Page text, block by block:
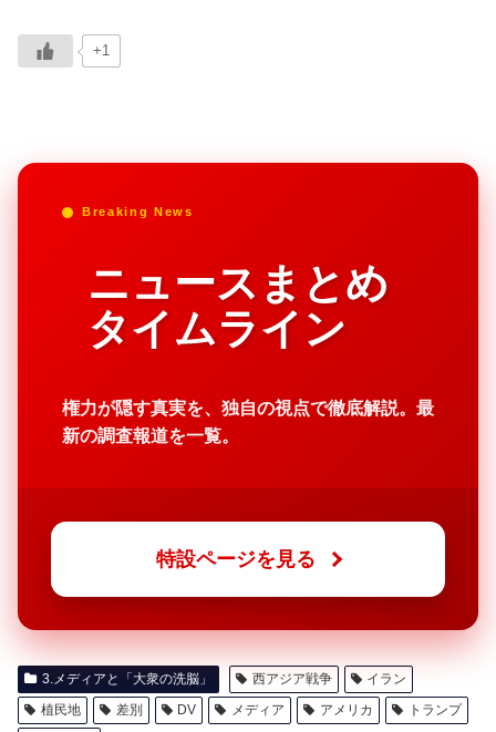
+1
Breaking News
ニュースまとめ
タイムライン
権力が隠す真実を、独自の視点で徹底解説。最
新の調査報道を一覧。
特設ページを見る
3.メディアと「大衆の洗脳」 西アジア戦争
イラン
植民地
差別 DV メディア アメリカ
トランプ